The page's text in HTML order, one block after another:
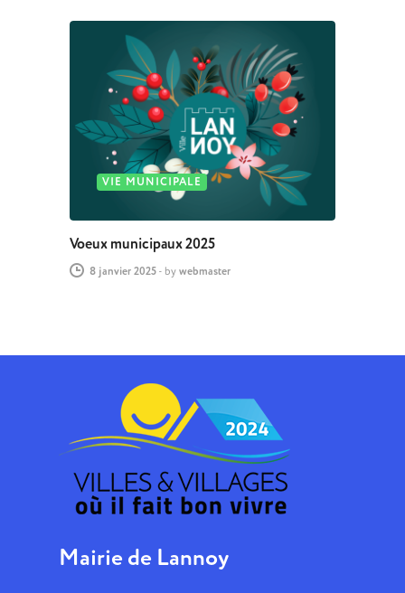
VIE MUNICIPALE
Voeux municipaux 2025
8 janvier 2025- by webmaster
Mairie de Lannoy